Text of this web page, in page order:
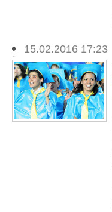
15.02.2016 17:23